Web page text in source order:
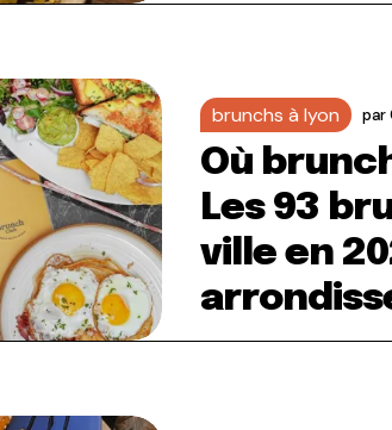
brunchs à lyon par
Où
Les 93
ville en